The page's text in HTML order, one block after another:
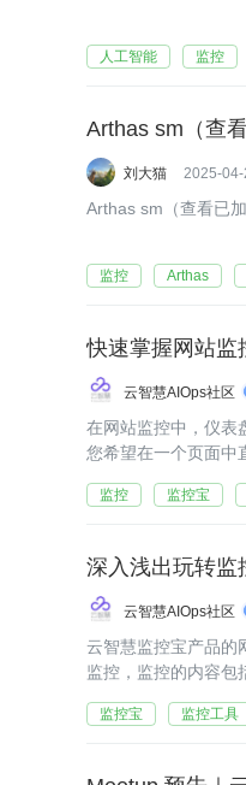
人工智能 监控
Arthas sm（查
刘大猫 2025-04-
Arthas sm（查看已
监控 Arthas
快速掌握网站监
云智慧AIOps社区
在网站监控中，仪表
您希望在一个页面中
监控 监控宝
深入浅出玩转监
云智慧AIOps社区
云智慧监控宝产品的
监控，监控的内容包
监控宝 监控工具